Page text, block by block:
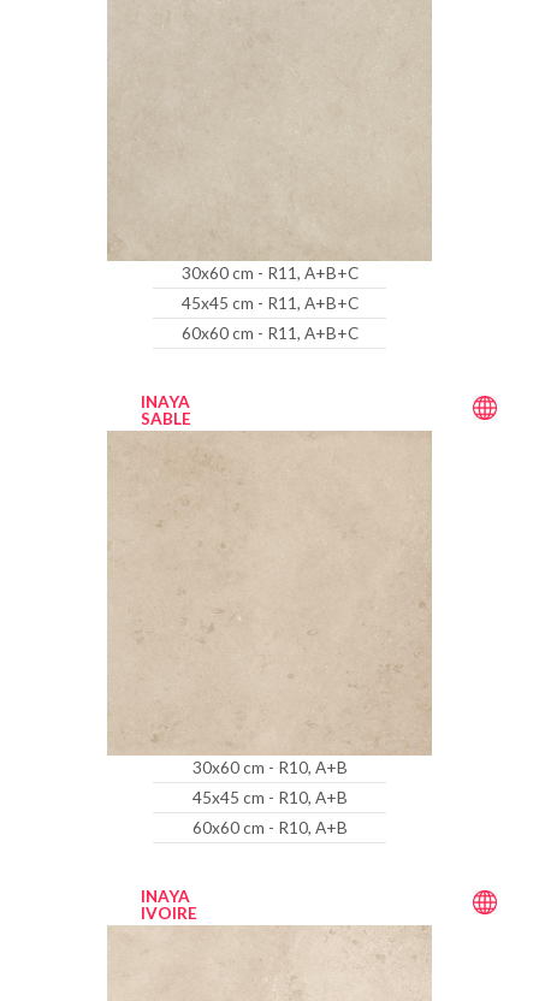
30x60 cm - R11, A+B+C
45x45 cm - R11, A+B+C
60x60 cm - R11, A+B+C
INAYA
SABLE
30x60 cm - R10, A+B
45x45 cm - R10, A+B
60x60 cm - R10, A+B
INAYA
IVOIRE